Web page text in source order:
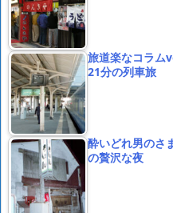
旅道楽なコラム
21分の列車旅
酔いどれ男のさ
の贅沢な夜